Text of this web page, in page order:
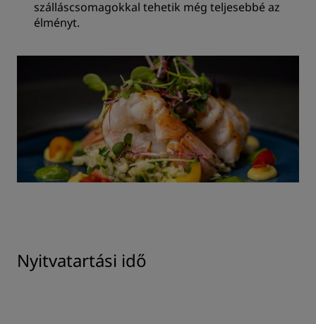
szálláscsomagokkal tehetik még teljesebbé az
élményt.
Nyitvatartási idő